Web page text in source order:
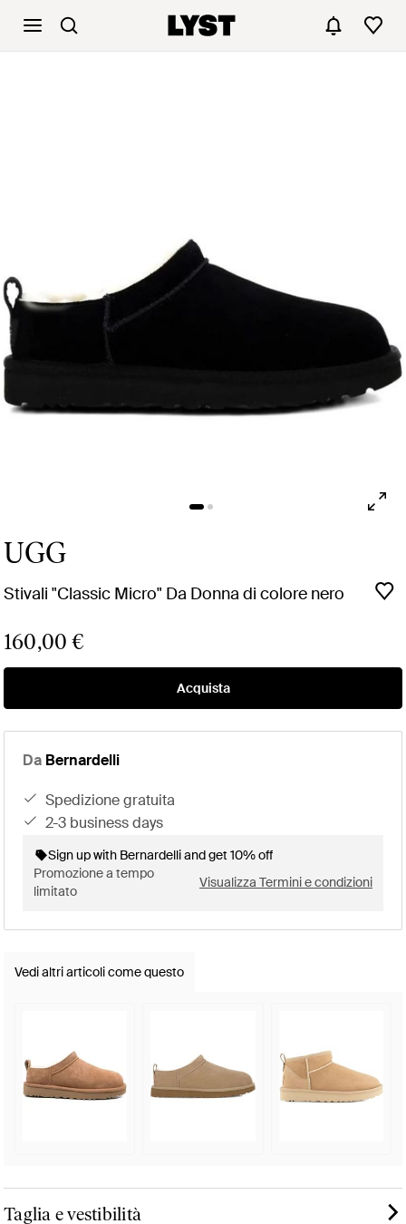
UGG
Stivali "Classic Micro" Da Donna di colore nero
160,00 €
Acquista
Da Bernardelli
spedizione gratuita
2-3 business days
Sign up with Bernardelli and get 10% off
Promozione a tempo
limitato
Visualizza Termini e condizioni
Vedi altri articoli come questo
Taglia e vestibilità